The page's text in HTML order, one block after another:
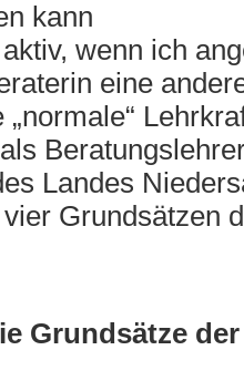
kann
wenn ich
eine
Landes
Grundsätzen
Grundsätze